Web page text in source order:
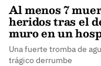
Al menos 7
heridos tras el
muro en un
Una fuerte tromba de
trágico derrumbe